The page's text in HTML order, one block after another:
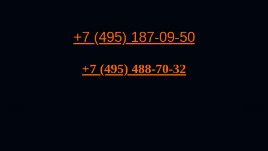
+7 (495) 187-09-50
+7 (495) 488-70-32